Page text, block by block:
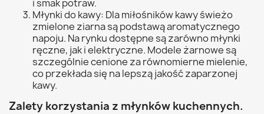
i smak potraw.
Młynki do kawy: Dla miłośników kawy świeżo
zmielone ziarna są podstawą aromatycznego
napoju. Na rynku dostępne są zarówno młynki
ręczne, jak i elektryczne. Modele żarnowe są
szczególnie cenione za równomierne mielenie,
co przekłada się na lepszą jakość zaparzonej
kawy.
Zalety korzystania z młynków kuchennych.